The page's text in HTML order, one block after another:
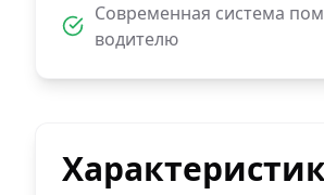
Современная система
водителю